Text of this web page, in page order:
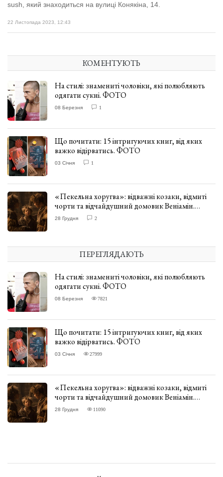
sush, який знаходиться на вулиці Конякіна, 14.
22 Листопада 2023, 12:43
КОМЕНТУЮТЬ
На стилі: знамениті чоловіки, які полюбляють
одягати сукні. ФОТО
08 Березня 1
Що почитати: 15 інтригуючих книг, від яких
важко відірватись. ФОТО
03 Січня 1
«Пекельна хоругва»: відважні козаки, відмиті
чорти та відчайдушний домовик Веніамін.
ВІДГУК
28 Грудня 2
ПЕРЕГЛЯДАЮТЬ
На стилі: знамениті чоловіки, які полюбляють
одягати сукні. ФОТО
08 Березня 7821
Що почитати: 15 інтригуючих книг, від яких
важко відірватись. ФОТО
03 Січня 27999
«Пекельна хоругва»: відважні козаки, відмиті
чорти та відчайдушний домовик Веніамін.
ВІДГУК
28 Грудня 11090